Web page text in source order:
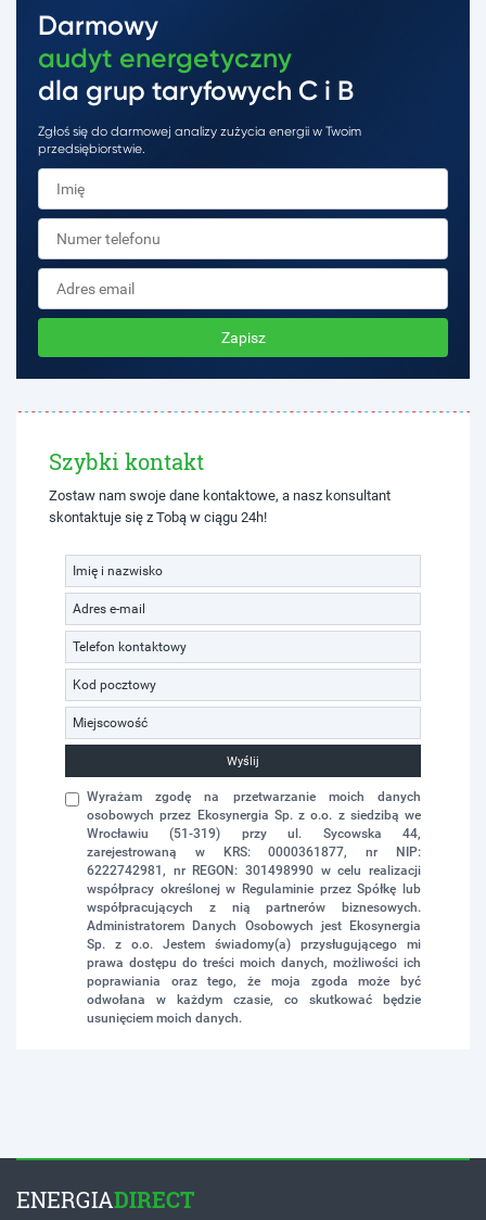
Darmowy
audyt energetyczny
dla grup taryfowych C i B
Zgłoś się do darmowej analizy zużycia energii w Twoim
przedsiębiorstwie.
Zapisz
Szybki kontakt
Zostaw nam swoje dane kontaktowe, a nasz konsultant
skontaktuje się z Tobą w ciągu 24h!
Wyślij
Wyrażam zgodę na przetwarzanie moich danych
osobowych przez Ekosynergia Sp. z o.o. z siedzibą we
Wrocławiu (51-319) przy ul. Sycowska 44,
zarejestrowaną w KRS: 0000361877, nr NIP:
6222742981, nr REGON: 301498990 w celu realizacji
współpracy określonej w Regulaminie przez Spółkę lub
współpracujących z nią partnerów biznesowych.
Administratorem Danych Osobowych jest Ekosynergia
Sp. z o.o. Jestem świadomy(a) przysługującego mi
prawa dostępu do treści moich danych, możliwości ich
poprawiania oraz tego, że moja zgoda może być
odwołana w każdym czasie, co skutkować będzie
usunięciem moich danych.
ENERGIADIRECT